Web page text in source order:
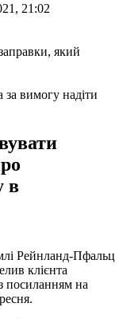
21:02
вимогу надіти
в
Рейнланд-Пфальц
клієнта
посиланням на